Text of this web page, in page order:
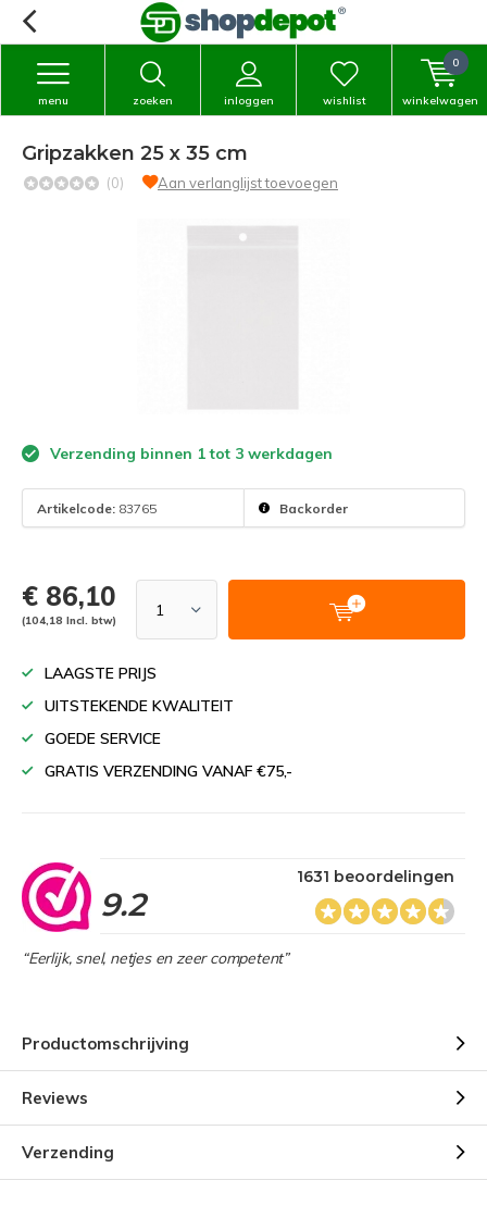
zoeken inloggen
menu wishlist winkelwagen
0
Gripzakken 25 x 35 cm
(0) Aan verlanglijst toevoegen
Verzending binnen 1 tot 3 werkdagen
Artikelcode: 83765 Backorder
€ 86,10
(104,18 Incl. btw)
LAAGSTE PRIJS
UITSTEKENDE KWALITEIT
GOEDE SERVICE
GRATIS VERZENDING VANAF €75,-
9.2
1631 beoordelingen
“Eerlijk, snel, netjes en zeer competent”
Productomschrijving
Reviews
Verzending